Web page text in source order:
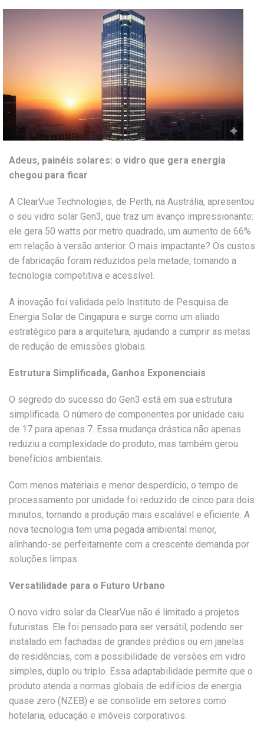
Adeus, painéis solares: o vidro que gera energia
chegou para ficar
A ClearVue Technologies, de Perth, na Austrália, apresentou
o seu vidro solar Gen3, que traz um avanço impressionante:
ele gera 50 watts por metro quadrado, um aumento de 66%
em relação à versão anterior. O mais impactante? Os custos
de fabricação foram reduzidos pela metade, tornando a
tecnologia competitiva e acessível.
A inovação foi validada pelo Instituto de Pesquisa de
Energia Solar de Cingapura e surge como um aliado
estratégico para a arquitetura, ajudando a cumprir as metas
de redução de emissões globais.
Estrutura Simplificada, Ganhos Exponenciais
O segredo do sucesso do Gen3 está em sua estrutura
simplificada. O número de componentes por unidade caiu
de 17 para apenas 7. Essa mudança drástica não apenas
reduziu a complexidade do produto, mas também gerou
benefícios ambientais.
Com menos materiais e menor desperdício, o tempo de
processamento por unidade foi reduzido de cinco para dois
minutos, tornando a produção mais escalável e eficiente. A
nova tecnologia tem uma pegada ambiental menor,
alinhando-se perfeitamente com a crescente demanda por
soluções limpas.
Versatilidade para o Futuro Urbano
O novo vidro solar da ClearVue não é limitado a projetos
futuristas. Ele foi pensado para ser versátil, podendo ser
instalado em fachadas de grandes prédios ou em janelas
de residências, com a possibilidade de versões em vidro
simples, duplo ou triplo. Essa adaptabilidade permite que o
produto atenda a normas globais de edifícios de energia
quase zero (NZEB) e se consolide em setores como
hotelaria, educação e imóveis corporativos.